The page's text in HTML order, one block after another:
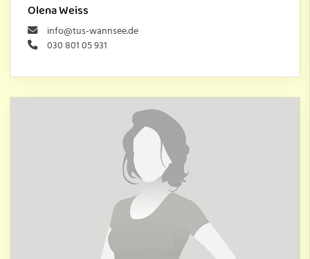
Olena Weiss
info@tus-wannsee.de
030 801 05 931